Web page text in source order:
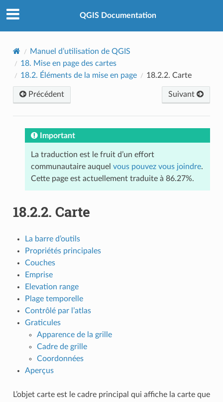
QGIS Documentation
Manuel d’utilisation de QGIS
18. Mise en page des cartes
18.2. Éléments de la mise en page 18.2.2. Carte
Précédent Suivant
Important
La traduction est le fruit d’un effort
communautaire auquel vous pouvez vous joindre.
Cette page est actuellement traduite à 86.27%.
18.2.2. Carte
La barre d’outils
Propriétés principales
Couches
Emprise
Elevation range
Plage temporelle
Contrôlé par l’atlas
Graticules
Apparence de la grille
Cadre de grille
Coordonnées
Aperçus
L’objet carte est le cadre principal qui affiche la carte que